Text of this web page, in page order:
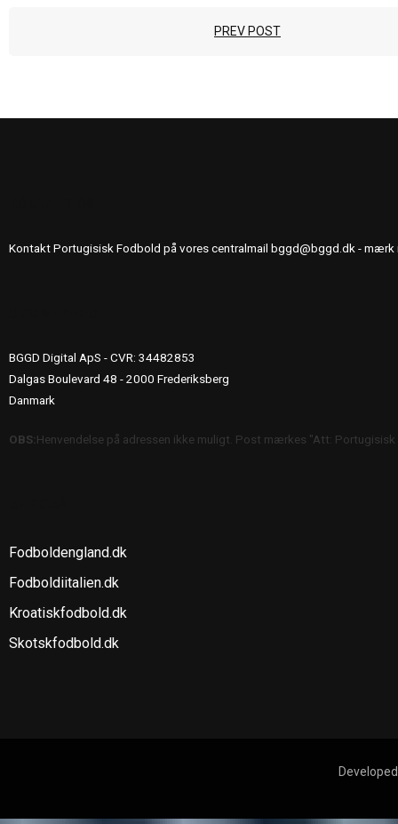
PREV POST
Kontakt Portugisisk Fodbold på vores centralmail bggd@bggd.dk - mærk
BGGD Digital ApS - CVR: 34482853
Dalgas Boulevard 48 - 2000 Frederiksberg
Danmark
OBS:Henvendelse på adressen ikke muligt. Post mærkes "Att:
Fodboldengland.dk
Fodboldiitalien.dk
Kroatiskfodbold.dk
Skotskfodbold.dk